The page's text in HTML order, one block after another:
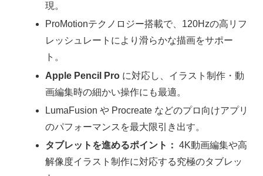
現。
ProMotionテクノロジー搭載で、120Hzの高リフ
レッシュレートにより滑らかな描画をサポー
ト。
Apple Pencil Proに対応し、イラスト制作・動
画編集時の細かい操作にも最適。
LumaFusion や Procreate などのプロ向けアプリ
のパフォーマンスを最大限引き出す。
タブレットを進めるポイント： 4K動画編集や高
解像度イラスト制作に対応する究極のタブレッ